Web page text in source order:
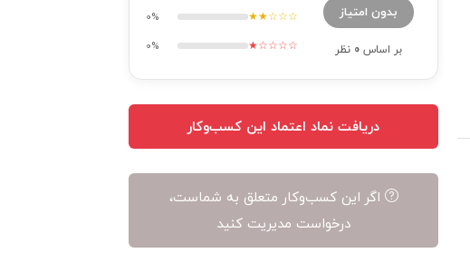
بدون امتیاز
بر اساس0 نظر
★★☆☆☆
0%
★☆☆☆☆
0%
دریافت نماد اعتماد این کسب‌وکار
اگر این کسب‌وکار متعلق به شماست،
درخواست مدیریت کنید